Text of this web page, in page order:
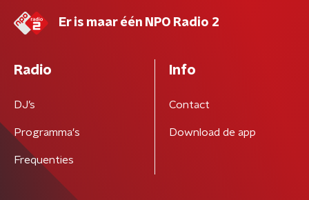
Er is maar één NPO Radio 2
Radio
DJ’s
Programma's
Frequenties
Info
Contact
Download de app